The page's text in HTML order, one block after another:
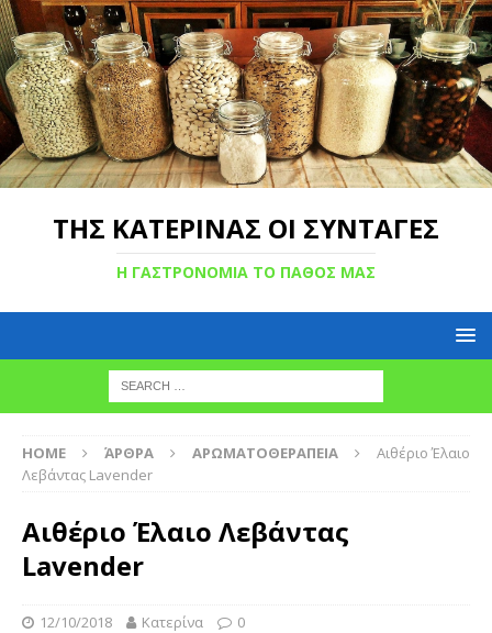
ΤΗΣ ΚΑΤΕΡΙΝΑΣ ΟΙ ΣΥΝΤΑΓΕΣ
Η ΓΑΣΤΡΟΝΟΜΙΑ ΤΟ ΠΑΘΟΣ ΜΑΣ
HOME ΆΡΘΡΑ ΑΡΩΜΑΤΟΘΕΡΑΠΕΙΑ
Αιθέριο Έλαιο
Λεβάντας Lavender
Αιθέριο Έλαιο Λεβάντας
Lavender
12/10/2018 Κατερίνα 0